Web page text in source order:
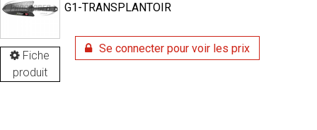
Fiche
produit
G1-TRANSPLANTOIR
Se connecter pour voir les prix